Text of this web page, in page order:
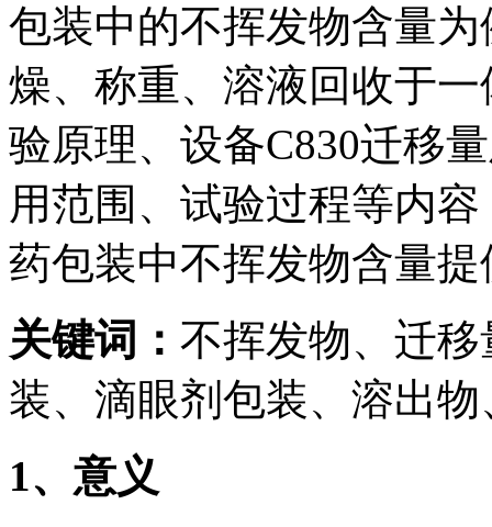
包装中的不挥发物含量
燥、称重、溶液回收于
验原理、设备C830迁移
用范围、试验过程等内
药包装中不挥发物含量
关键词： 不挥发物、迁
装、滴眼剂包装、溶出
1、意义